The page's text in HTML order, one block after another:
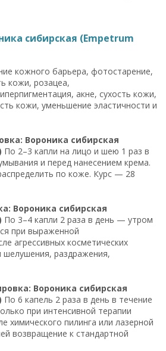
сибирская (Empetrum
кожного барьера, фотостарение,
кожи, розацеа,
акне, сухость кожи,
кожи, уменьшение эластичности и
Вороника сибирская
По 2–3 капли на лицо и шею 1 раз в
и перед нанесением крема.
по коже. Курс — 28
Вороника сибирская
По 3–4 капли 2 раза в день — утром
при выраженной
агрессивных косметических
шелушения, раздражения,
Вороника сибирская
По 6 капель 2 раза в день в течение
при интенсивной терапии
химического пилинга или лазерной
возвращение к стандартной